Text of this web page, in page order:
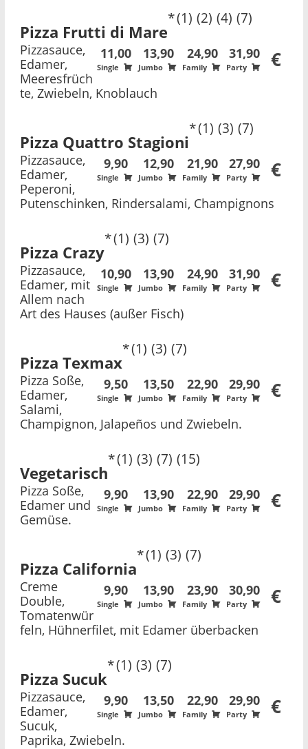
Pizza Frutti di Mare
1 2 4 7
11,00
Single
13,90
Jumbo
24,90
Family
31,90
Party €
Pizzasauce,
Edamer,
Meeresfrüch
te, Zwiebeln, Knoblauch
Pizza Quattro Stagioni
1 3 7
9,90
Single
12,90
Jumbo
21,90
Family
27,90
Party €
Pizzasauce,
Edamer,
Peperoni,
Putenschinken, Rindersalami, Champignons
Pizza Crazy
1 3 7
10,90
Single
13,90
Jumbo
24,90
Family
31,90
Party €
Pizzasauce,
Edamer, mit
Allem nach
Art des Hauses (außer Fisch)
Pizza Texmax
1 3 7
9,50
Single
13,50
Jumbo
22,90
Family
29,90
Party €
Pizza Soße,
Edamer,
Salami,
Champignon, Jalapeños und Zwiebeln.
Vegetarisch
1 3 7 15
9,90
Single
13,90
Jumbo
22,90
Family
29,90
Party €
Pizza Soße,
Edamer und
Gemüse.
Pizza California
1 3 7
9,90
Single
13,90
Jumbo
23,90
Family
30,90
Party €
Creme
Double,
Tomatenwür
feln, Hühnerfilet, mit Edamer überbacken
Pizza Sucuk
1 3 7
9,90
Single
13,50
Jumbo
22,90
Family
29,90
Party €
Pizzasauce,
Edamer,
Sucuk,
Paprika, Zwiebeln.